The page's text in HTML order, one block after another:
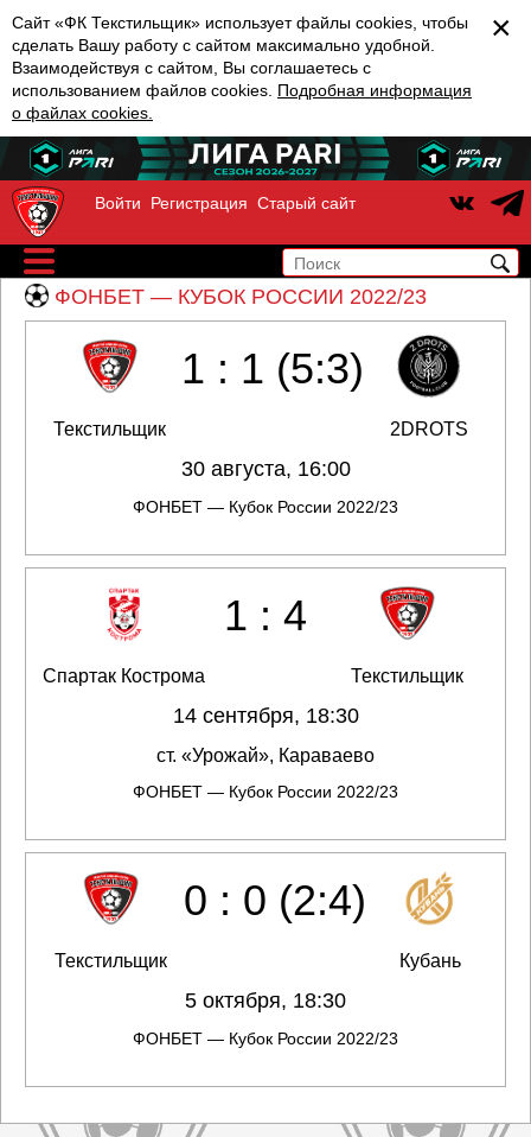
×
Сайт «ФК Текстильщик» использует файлы cookies, чтобы
сделать Вашу работу с сайтом максимально удобной.
Взаимодействуя с сайтом, Вы соглашаетесь с
использованием файлов cookies. Подробная информация
о файлах cookies.
Войти Регистрация Старый сайт
ФОНБЕТ — КУБОК РОССИИ 2022/23
1 : 1 (5:3)
Текстильщик 2DROTS
30 августа, 16:00
ФОНБЕТ — Кубок России 2022/23
1 : 4
Спартак Кострома Текстильщик
14 сентября, 18:30
ст. «Урожай», Караваево
ФОНБЕТ — Кубок России 2022/23
0 : 0 (2:4)
Текстильщик Кубань
5 октября, 18:30
ФОНБЕТ — Кубок России 2022/23